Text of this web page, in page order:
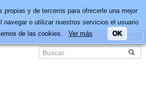
propias y de terceros para ofrecerle una mejor
navegar o utilizar nuestros servicios el usuario
de las cookies. Ver más OK